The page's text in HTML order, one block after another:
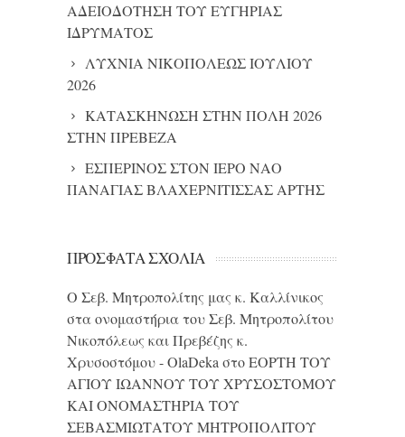
ΑΔΕΙΟΔΟΤΗΣΗ ΤΟΥ ΕΥΓΗΡΙΑΣ
ΙΔΡΥΜΑΤΟΣ
ΛΥΧΝΙΑ ΝΙΚΟΠΟΛΕΩΣ ΙΟΥΛΙΟΥ
2026
ΚΑΤΑΣΚΗΝΩΣΗ ΣΤΗΝ ΠΟΛΗ 2026
ΣΤΗΝ ΠΡΕΒΕΖΑ
ΕΣΠΕΡΙΝΟΣ ΣΤΟΝ ΙΕΡΟ ΝΑΟ
ΠΑΝΑΓΙΑΣ ΒΛΑΧΕΡΝΙΤΙΣΣΑΣ ΑΡΤΗΣ
ΠΡΌΣΦΑΤΑ ΣΧΌΛΙΑ
Ο Σεβ. Μητροπολίτης μας κ. Καλλίνικος
στα ονομαστήρια του Σεβ. Μητροπολίτου
Νικοπόλεως και Πρεβέζης κ.
Χρυσοστόμου - OlaDeka στοΕΟΡΤΗ ΤΟΥ
ΑΓΙΟΥ ΙΩΑΝΝΟΥ ΤΟΥ ΧΡΥΣΟΣΤΟΜΟΥ
ΚΑΙ ONΟΜΑΣΤΗΡΙΑ ΤΟΥ
ΣΕΒΑΣΜΙΩΤΑΤΟΥ ΜΗΤΡΟΠΟΛΙΤΟΥ